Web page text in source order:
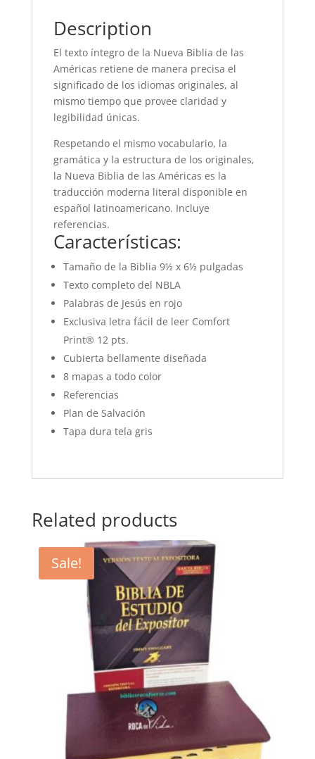
Description
El texto íntegro de la Nueva Biblia de las
Américas retiene de manera precisa el
significado de los idiomas originales, al
mismo tiempo que provee claridad y
legibilidad únicas.
Respetando el mismo vocabulario, la
gramática y la estructura de los originales,
la Nueva Biblia de las Américas es la
traducción moderna literal disponible en
español latinoamericano. Incluye
referencias.
Características:
Tamaño de la Biblia 9½ x 6½ pulgadas
Texto completo del NBLA
Palabras de Jesús en rojo
Exclusiva letra fácil de leer Comfort
Print® 12 pts.
Cubierta bellamente diseñada
8 mapas a todo color
Referencias
Plan de Salvación
Tapa dura tela gris
Related products
Sale!